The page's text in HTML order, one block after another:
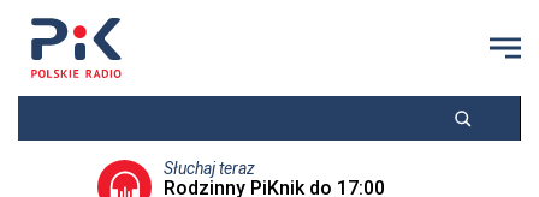
Słuchaj teraz
Rodzinny PiKnik do 17:00